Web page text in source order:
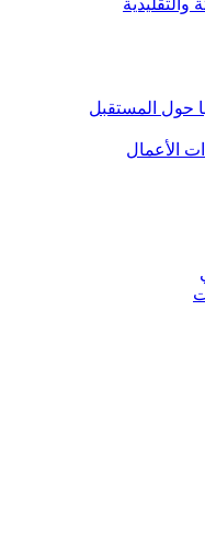
حول المستقبل
الأعمال